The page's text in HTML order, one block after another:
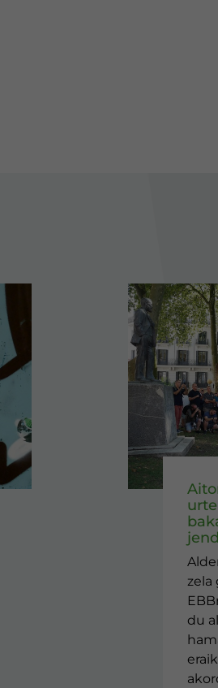
zela
du